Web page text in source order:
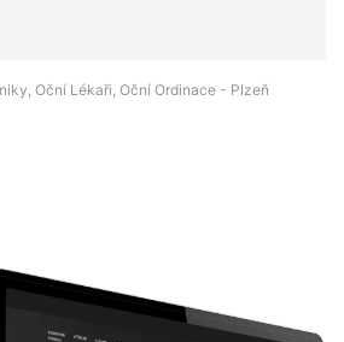
Oční Lékaři, Oční Ordinace - Plzeň